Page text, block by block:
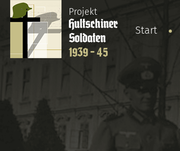
Projekt
Hultschiner
Soldaten
1939 - 45
Start